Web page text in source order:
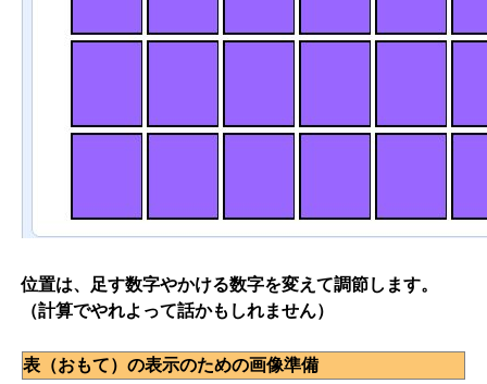
位置は、足す数字やかける数字を変えて調節します。
（計算でやれよって話かもしれません）
表（おもて）の表示のための画像準備